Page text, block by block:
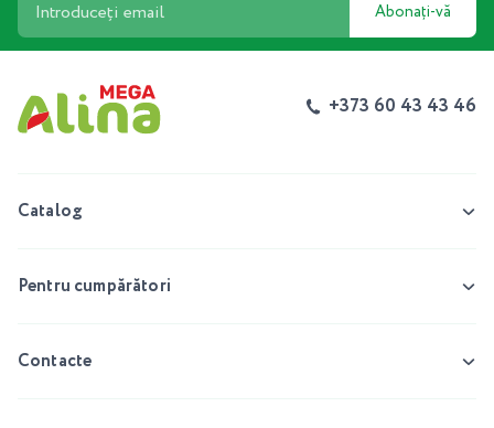
Abonați-vă
+373 60 43 43 46
Catalog
Pentru cumpărători
Contacte